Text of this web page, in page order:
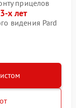
прицелов
х лет
видения Pard